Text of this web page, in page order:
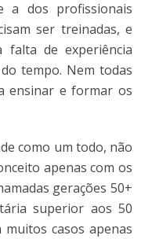
a dos profissionais
ser treinadas, e
de experiência
tempo. Nem todas
ensinar e formar os
como um todo, não
apenas com os
gerações 50+
superior aos 50
casos apenas